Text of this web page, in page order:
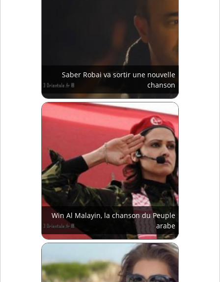
Saber Robai va sortir une nouvelle
chanson
Win Al Malayin, la chanson du Peuple
arabe